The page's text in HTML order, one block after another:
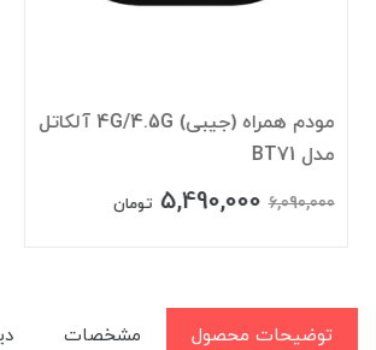
مودم همراه (جیبی) 4G/4.5G آلکاتل
مدل BT71
6,090,000
5,490,000 تومان
توضیحات محصول مشخصات